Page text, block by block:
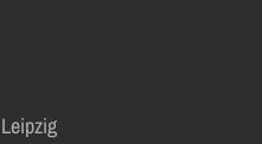
Leipzig